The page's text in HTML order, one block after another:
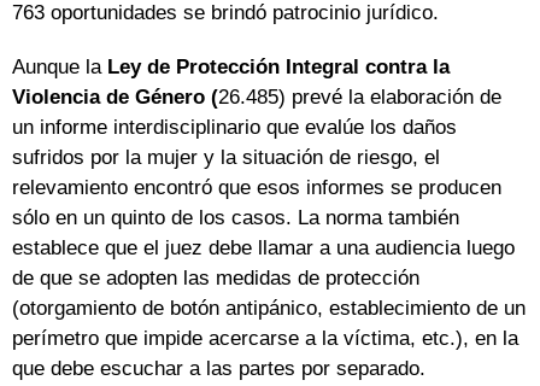
763 oportunidades se brindó patrocinio jurídico.
Aunque laLey de Protección Integral contra la
Violencia de Género (26.485) prevé la elaboración de
un informe interdisciplinario que evalúe los daños
sufridos por la mujer y la situación de riesgo, el
relevamiento encontró que esos informes se producen
sólo en un quinto de los casos. La norma también
establece que el juez debe llamar a una audiencia luego
de que se adopten las medidas de protección
(otorgamiento de botón antipánico, establecimiento de un
perímetro que impide acercarse a la víctima, etc.), en la
que debe escuchar a las partes por separado.